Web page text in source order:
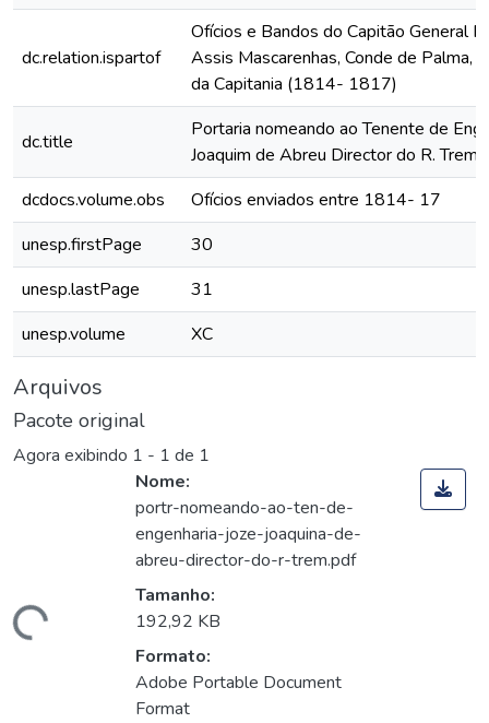
dc.relation.ispartof
Ofícios e Bandos do Capitão General
Assis Mascarenhas, Conde de Palma,
da Capitania (1814- 1817)
dc.title
Portaria nomeando ao Tenente de
Joaquim de Abreu Director do R. Trem.
dcdocs.volume.obs
Ofícios enviados entre 1814- 17
unesp.firstPage
30
unesp.lastPage
31
unesp.volume
XC
Arquivos
Pacote original
Agora exibindo 1 - 1 de 1
Nome:
portr-nomeando-ao-ten-de-
engenharia-joze-joaquina-de-
abreu-director-do-r-trem.pdf
Tamanho:
192,92 KB
Formato:
Adobe Portable Document
Format